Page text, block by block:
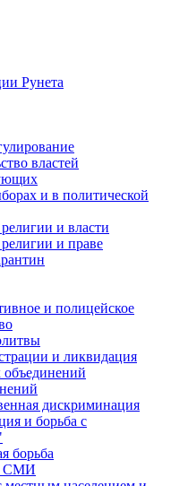
Рунета
властей
и в политической
и власти
и праве
и полицейское
и ликвидация
объединений
дискриминация
и борьба с
борьба
СМИ